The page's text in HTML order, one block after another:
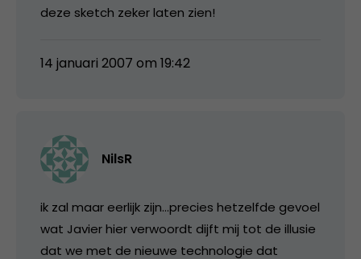
deze sketch zeker laten zien!
14 januari 2007 om 19:42
NilsR
ik zal maar eerlijk zijn…precies hetzelfde gevoel
wat Javier hier verwoordt dijft mij tot de illusie
dat we met de nieuwe technologie dat